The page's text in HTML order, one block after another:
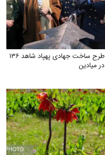
طرح ساخت جهادی پهپاد شاهد ۱۳۶
در میادین